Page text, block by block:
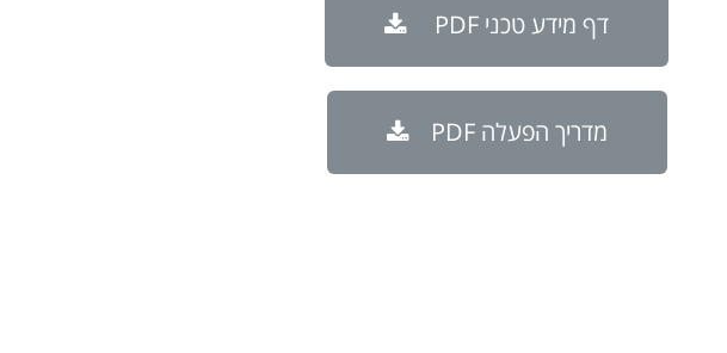
דף מידע טכני PDF
מדריך הפעלה PDF